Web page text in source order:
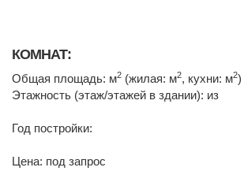
КОМНАТ:
Общая площадь: м2 (жилая: м2, кухни: м2)
Этажность (этаж/этажей в здании): из
Год постройки:
Цена: под запрос